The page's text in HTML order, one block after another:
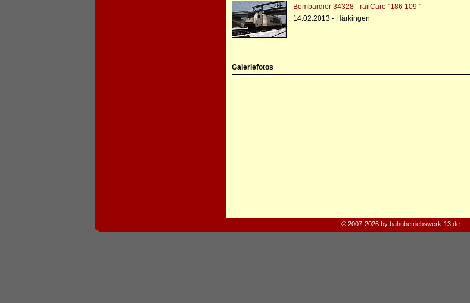
Bombardier 34328 - railCare "186 109 "
14.02.2013 - Härkingen
Galeriefotos
© 2007-2026 by bahnbetriebswerk-13.de